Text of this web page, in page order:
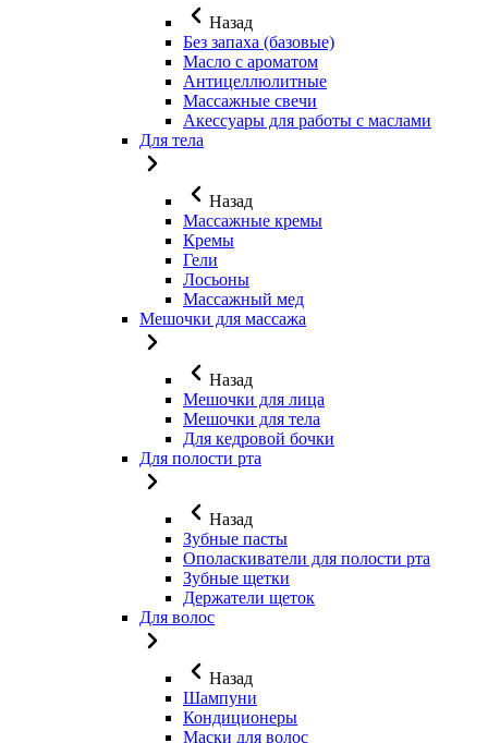
Назад
Без запаха (базовые)
Масло с ароматом
Антицеллюлитные
Массажные свечи
Акессуары для работы с маслами
Для тела
Назад
Массажные кремы
Кремы
Гели
Лосьоны
Массажный мед
Мешочки для массажа
Назад
Мешочки для лица
Мешочки для тела
Для кедровой бочки
Для полости рта
Назад
Зубные пасты
Ополаскиватели для полости рта
Зубные щетки
Держатели щеток
Для волос
Назад
Шампуни
Кондиционеры
Маски для волос